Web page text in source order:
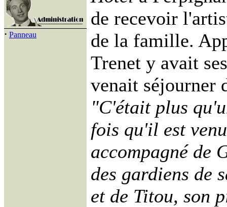
· Panneau
de recevoir
de la famille.
Trenet y avait
venait séjourner
"C'était plus
fois qu'il est
accompagné de
des gardiens de
et de Titou, son